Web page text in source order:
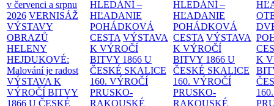
v červenci a srpnu
2026 VERNISÁŽ
VÝSTAVY
OBRAZŮ
HELENY
HEJDUKOVÉ:
Malování je radost
VÝSTAVA K
VÝROČÍ BITVY
1866 U ČESKÉ
HLEDÁNÍ –
HĽADANIE
POHÁDKOVÁ
CESTA VÝSTAVA
K VÝROČÍ
BITVY 1866 U
ČESKÉ SKALICE
160. VÝROČÍ
PRUSKO-
RAKOUSKÉ
HLEDÁNÍ –
HĽADANIE
POHÁDKOVÁ
CESTA VÝSTAVA
K VÝROČÍ
BITVY 1866 U
ČESKÉ SKALICE
160. VÝROČÍ
PRUSKO-
RAKOUSKÉ
K